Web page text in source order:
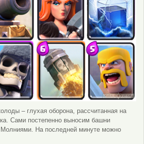
– глухая оборона, рассчитанная на
Сами постепенно выносим башни
Молниями. На последней минуте можно